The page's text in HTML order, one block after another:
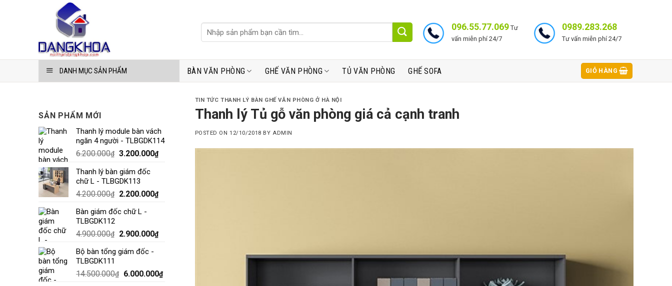
Tìm
kiếm:
096.55.77.069 Tư
vấn miễn phí 24/7
0989.283.268
Tư vấn miễn phí 24/7
DANH MỤC SẢN PHẨM BÀN VĂN PHÒNG GHẾ VĂN PHÒNG TỦ VĂN PHÒNG GHẾ SOFA GIỎ HÀNG
SẢN PHẨM MỚI
Thanh lý module bàn vách
ngăn 4 người - TLBGDK114
6.200.000₫ 3.200.000₫
Thanh lý bàn giám đốc
chữ L - TLBGDK113
4.200.000₫ 2.200.000₫
Bàn giám đốc chữ L -
TLBGDK112
4.900.000₫ 2.900.000₫
Bộ bàn tổng giám đốc -
TLBGDK111
14.500.000₫ 6.000.000₫
TIN TỨC THANH LÝ BÀN GHẾ VĂN PHÒNG Ở HÀ NỘI
Thanh lý Tủ gỗ văn phòng giá cả cạnh tranh
POSTED ON 12/10/2018 BY ADMIN